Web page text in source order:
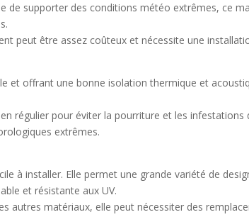
de supporter des conditions météo extrêmes, ce
peut être assez coûteux et nécessite une
et offrant une bonne isolation thermique et
régulier pour éviter la pourriture et les infestations
extrêmes.
à installer. Elle permet une grande variété de
et résistante aux UV.
autres matériaux, elle peut nécessiter des